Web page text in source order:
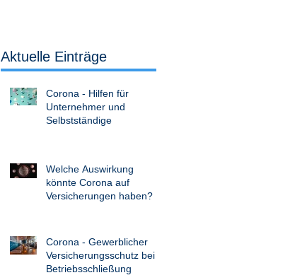
Aktuelle Einträge
Corona - Hilfen für
Unternehmer und
Selbstständige
Welche Auswirkung
könnte Corona auf
Versicherungen haben?
Corona - Gewerblicher
Versicherungsschutz bei
Betriebsschließung